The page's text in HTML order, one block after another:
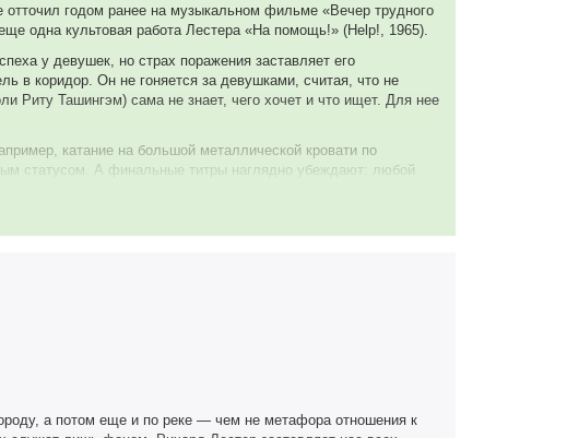
годом ранее на музыкальном фильме «Вечер трудного
одна культовая работа Лестера «На помощь!» (Help!, 1965).
у девушек, но страх поражения заставляет его
в коридор. Он не гоняется за девушками, считая, что не
Риту Ташингэм) сама не знает, чего хочет и что ищет. Для нее
катание на большой металлической кровати по
статусом. А финальные титры наглядно убеждают: любой
но на порядок ярче и интереснее.
а потом еще и по реке — чем не метафора отношения к